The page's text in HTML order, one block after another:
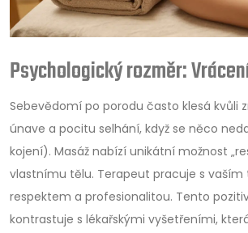
Psychologický rozměr:
Sebevědomí po porodu často klesá kvůli
únave a pocitu selhání, když se něco
kojení). Masáž nabízí unikátní možnost
vlastnímu tělu. Terapeut pracuje s vaším
respektem a profesionalitou. Tento
kontrastuje s lékařskými vyšetřeními,